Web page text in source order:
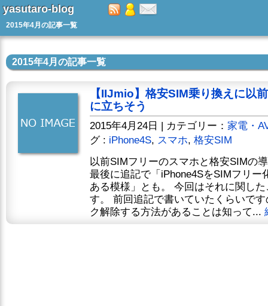
yasutaro-blog
2015年4月の記事一覧
2015年4月の記事一覧
【IIJmio】格安SIM乗り換えに以
に立ちそう
2015年4月24日 | カテゴリー： 家電・
グ : iPhone4S, スマホ, 格安SIM
以前SIMフリーのスマホと格安SIMの
最後に追記で「iPhone4SをSIMフリー
ある模様」とも。 今回はそれに関し
す。 前回追記で書いていたくらいで
ク解除する方法があることは知って...